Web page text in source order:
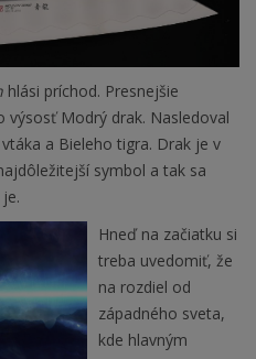
hlási príchod. Presnejšie
výsosť Modrý drak. Nasledoval
a Bieleho tigra. Drak je v
symbol a tak sa
Hneď na začiatku si
treba uvedomiť, že
na rozdiel od
západného sveta,
kde hlavným